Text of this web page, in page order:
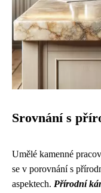
Srovnání s
Umělé kamenné
se v porovnání s
aspektech. Přírodní